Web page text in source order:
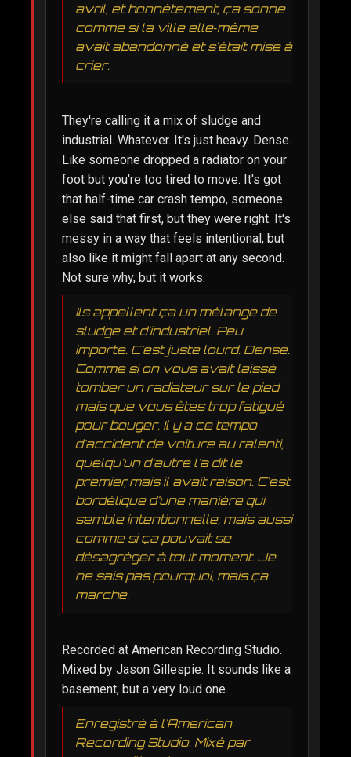
avril, et honnêtement, ça sonne
comme si la ville elle‑même
avait abandonné et s'était mise à
crier.
They're calling it a mix of sludge and
industrial. Whatever. It's just heavy. Dense.
Like someone dropped a radiator on your
foot but you're too tired to move. It's got
that half-time car crash tempo, someone
else said that first, but they were right. It's
messy in a way that feels intentional, but
also like it might fall apart at any second.
Not sure why, but it works.
Ils appellent ça un mélange de
sludge et d'industriel. Peu
importe. C'est juste lourd. Dense.
Comme si on vous avait laissé
tomber un radiateur sur le pied
mais que vous êtes trop fatigué
pour bouger. Il y a ce tempo
d'accident de voiture au ralenti,
quelqu'un d'autre l'a dit le
premier, mais il avait raison. C'est
bordélique d'une manière qui
semble intentionnelle, mais aussi
comme si ça pouvait se
désagréger à tout moment. Je
ne sais pas pourquoi, mais ça
marche.
Recorded at American Recording Studio.
Mixed by Jason Gillespie. It sounds like a
basement, but a very loud one.
Enregistré à l'American
Recording Studio. Mixé par